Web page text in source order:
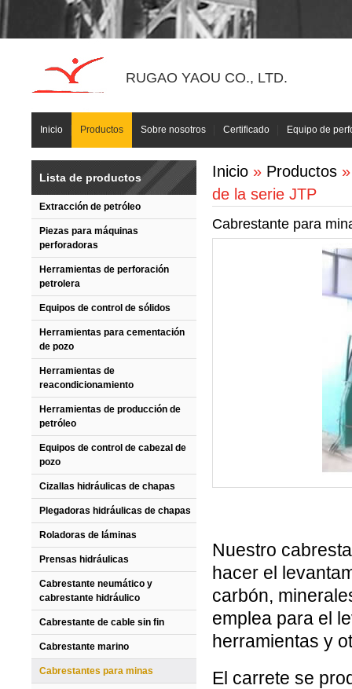
RUGAO YAOU CO., LTD.
Inicio Productos Sobre nosotros Certificado Equipo de
Lista de productos
Extracción de petróleo
Piezas para máquinas
perforadoras
Herramientas de perforación
petrolera
Equipos de control de sólidos
Herramientas para cementación
de pozo
Herramientas de
reacondicionamiento
Herramientas de producción de
petróleo
Equipos de control de cabezal de
pozo
Cizallas hidráulicas de chapas
Plegadoras hidráulicas de chapas
Roladoras de láminas
Prensas hidráulicas
Cabrestante neumático y
cabrestante hidráulico
Cabrestante de cable sin fin
Cabrestante marino
Cabrestantes para minas
Inicio » Productos
de la serie JTP
Cabrestante para
Nuestro
hacer el
carbón,
emplea para el
herramientas y
El carrete se